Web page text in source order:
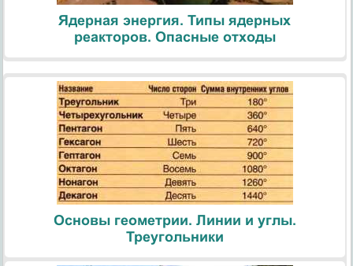
Ядерная энергия. Типы ядерных
реакторов. Опасные отходы
Основы геометрии. Линии и углы.
Треугольники